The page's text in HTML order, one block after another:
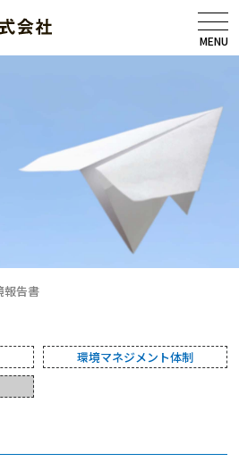
MENU
報告書
環境マネジメント体制